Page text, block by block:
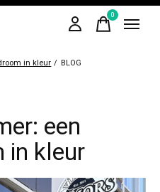
0items
in kleur / BLOG
een
in kleur